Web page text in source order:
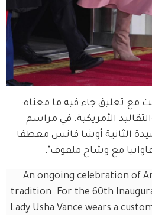
تعليق جاء فيه ما معناه:
الأمريكية. في مراسم
، ترتدي السيدة الثانية أوشا فانس معطفا
مع وشاح ملفوف".
An ongoing celebration of
tradition. For the 60th
Lady Usha Vance wears a